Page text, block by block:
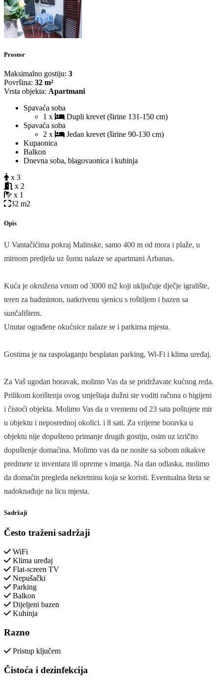
Prostor
Maksimalno gostiju: 3
Površina: 32 m²
Vrsta objekta: Apartmani
Spavaća soba
1 x
Dupli krevet (širine 131-150 cm)
Spavaća soba
2 x
Jedan krevet (širine 90-130 cm)
Kupaonica
Balkon
Dnevna soba, blagovaonica i kuhinja
x 3
x 2
x 1
32 m2
Opis
U Vantačićima pokraj Malinske, samo 400 m od mora i plaže, u
mirnom predjelu uz šumu nalaze se apartmani Arbanas.
Kuća je okružena vrtom od 3000 m2 koji uključuje dječje igralište,
teren za badminton, natkrivenu sjenicu s roštiljem i bazen sa
sunčalištem.
Unutar ograđene okućnice nalaze se i parkirna mjesta.
Gostima je na raspolaganju besplatan parking, Wi-Fi i klima uređaj.
Za Vaš ugodan boravak, molimo Vas da se pridržavate kućnog reda.
Prilikom korištenja ovog smještaja dužni ste voditi računa o higijeni
i čistoći objekta. Molimo Vas da u vremenu od 23 sata poštujete mir
u objektu i neposrednoj okolici. i 8 sati. Za vrijeme boravka u
objektu nije dopušteno primanje drugih gostiju, osim uz izričito
dopuštenje domaćina. Molimo vas da ne nosite sa sobom nikakve
predmete iz inventara ili opreme s imanja. Na dan odlaska, molimo
da domaćin pregleda nekretninu koja se koristi. Eventualna šteta se
nadoknađuje na licu mjesta.
Sadržaji
Često traženi sadržaji
WiFi
Klima uređaj
Flat-screen TV
Nepušački
Parking
Balkon
Dijeljeni bazen
Kuhinja
Razno
Pristup ključem
Čistoća i dezinfekcija